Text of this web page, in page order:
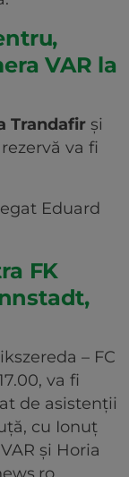
VAR la
Trandafir şi
va fi
Eduard
FK
– FC
va fi
de asistenţii
cu Ionuţ
şi Horia